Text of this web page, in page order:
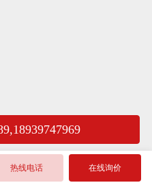
热线电话 在线询价